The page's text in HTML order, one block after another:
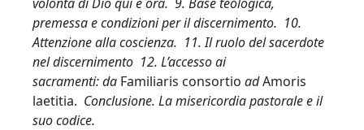
premessa e condizioni per il discernimento. 10.
Attenzione alla coscienza. 11. Il ruolo del sacerdote
nel discernimento 12. L’accesso ai
sacramenti:da Familiaris consortio adAmoris
laetitia. Conclusione. La misericordia pastorale e il
suo codice.